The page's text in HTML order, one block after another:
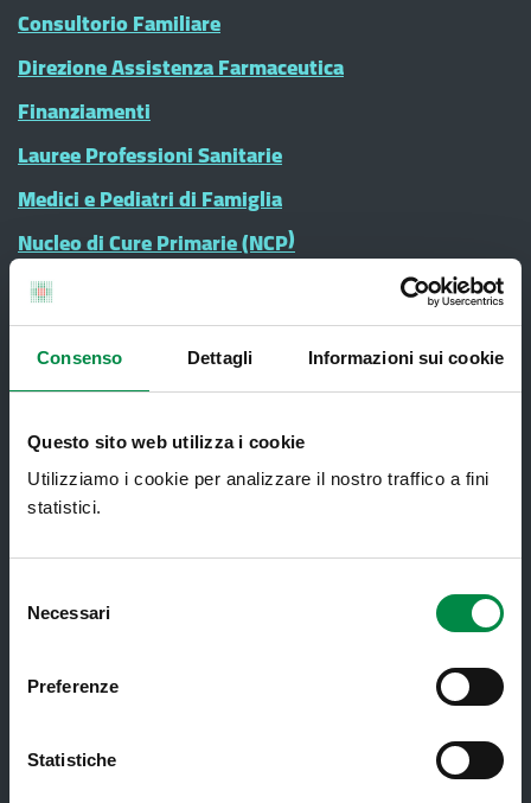
Consenso Dettagli Informazioni sui cookie
Questo sito web utilizza i cookie
Utilizziamo i cookie per analizzare il nostro traffico a fini
statistici.
delNecessari
Preferenze
Statistiche
Consultorio Familiare
Direzione Assistenza Farmaceutica
Finanziamenti
Lauree Professioni Sanitarie
Medici e Pediatri di Famiglia
Nucleo di Cure Primarie (NCP)
Punto Unico di Accesso integrato
sanitario e sociale (PUA)
Ritiro Referti
Sanità Pubblica
Screening oncologici
SPID - Sistema Pubblico di Identità
Digitale
Sportello Unico Distrettuale
Tessera Sanitaria-Carta Regionale dei
Servizi
Ticket ed esenzioni
Informazione e Comunicazione